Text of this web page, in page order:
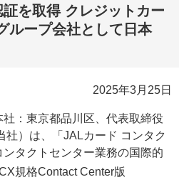
証を取得 クレジットカー
ループ会社として日本
2025年3月25日
：東京都品川区、代表取締役
社）は、「JALカード コンタク
ンタクトセンター業務の国際的
規格Contact Center版